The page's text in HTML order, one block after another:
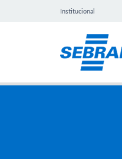
Institucional